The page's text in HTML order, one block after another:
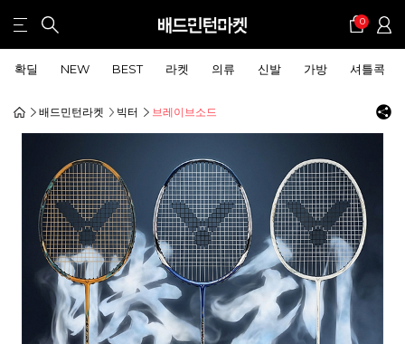
0
확딜 NEW BEST 라켓 의류 신발 가방 셔틀콕
배드민턴라켓 빅터 브레이브소드